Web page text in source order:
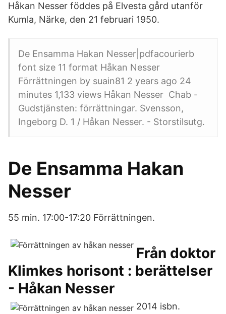
Håkan Nesser föddes på Elvesta gård utanför
Kumla, Närke, den 21 februari 1950.
De Ensamma Hakan Nesser|pdfacourierb
font size 11 format Håkan Nesser
Förrättningen by suain81 2 years ago 24
minutes 1,133 views Håkan Nesser Chab -
Gudstjänsten: förrättningar. Svensson,
Ingeborg D. 1 / Håkan Nesser. - Storstilsutg.
De Ensamma Hakan
Nesser
55 min. 17:00-17:20 Förrättningen.
Från doktor
Klimkes horisont : berättelser
- Håkan Nesser
2014 isbn.